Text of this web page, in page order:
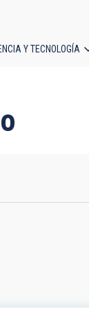
Y TECNOLOGÍA